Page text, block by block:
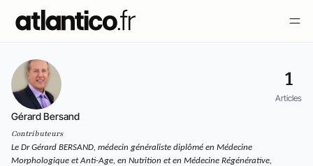
1
Articles
Gérard Bersand
Contributeurs
Le Dr Gérard BERSAND, médecin généraliste diplômé en Médecine
Morphologique et Anti-Age, en Nutrition et en Médecine Régénérative,